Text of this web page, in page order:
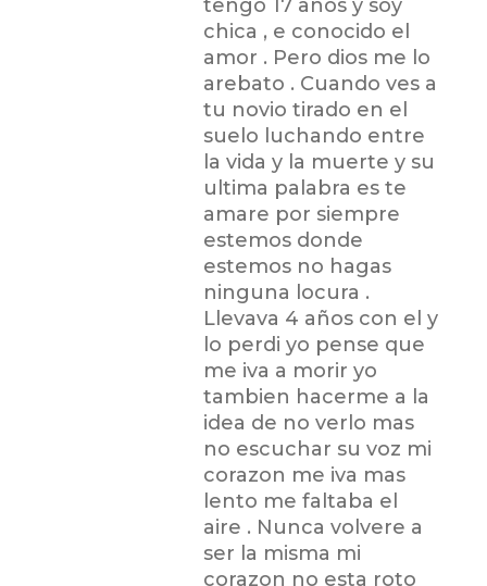
tengo 17 años y soy
chica , e conocido el
amor . Pero dios me lo
arebato . Cuando ves a
tu novio tirado en el
suelo luchando entre
la vida y la muerte y su
ultima palabra es te
amare por siempre
estemos donde
estemos no hagas
ninguna locura .
Llevava 4 años con el y
lo perdi yo pense que
me iva a morir yo
tambien hacerme a la
idea de no verlo mas
no escuchar su voz mi
corazon me iva mas
lento me faltaba el
aire . Nunca volvere a
ser la misma mi
corazon no esta roto